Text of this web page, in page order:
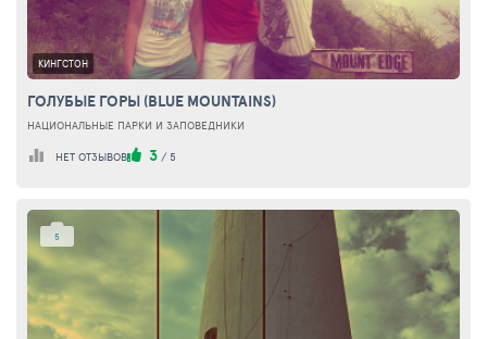
КИНГСТОН
ГОЛУБЫЕ ГОРЫ (BLUE MOUNTAINS)
НАЦИОНАЛЬНЫЕ ПАРКИ И ЗАПОВЕДНИКИ
НЕТ ОТЗЫВОВ 3 / 5
5